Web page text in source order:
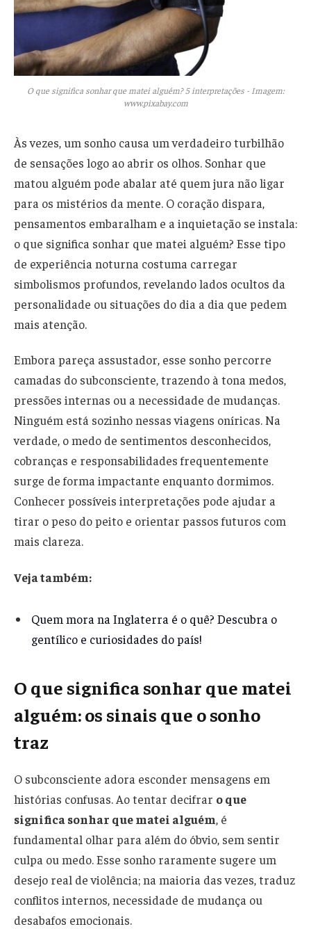
O que significa sonhar que matei alguém? 5 interpretações - Imagem:
www.pixabay.com
Às vezes, um sonho causa um verdadeiro turbilhão
de sensações logo ao abrir os olhos. Sonhar que
matou alguém pode abalar até quem jura não ligar
para os mistérios da mente. O coração dispara,
pensamentos embaralham e a inquietação se instala:
o que significa sonhar que matei alguém? Esse tipo
de experiência noturna costuma carregar
simbolismos profundos, revelando lados ocultos da
personalidade ou situações do dia a dia que pedem
mais atenção.
Embora pareça assustador, esse sonho percorre
camadas do subconsciente, trazendo à tona medos,
pressões internas ou a necessidade de mudanças.
Ninguém está sozinho nessas viagens oníricas. Na
verdade, o medo de sentimentos desconhecidos,
cobranças e responsabilidades frequentemente
surge de forma impactante enquanto dormimos.
Conhecer possíveis interpretações pode ajudar a
tirar o peso do peito e orientar passos futuros com
mais clareza.
Veja também:
Quem mora na Inglaterra é o quê? Descubra o
gentílico e curiosidades do país!
O que significa sonhar que matei
alguém: os sinais que o sonho
traz
O subconsciente adora esconder mensagens em
histórias confusas. Ao tentar decifrar o que
significa sonhar que matei alguém, é
fundamental olhar para além do óbvio, sem sentir
culpa ou medo. Esse sonho raramente sugere um
desejo real de violência; na maioria das vezes, traduz
conflitos internos, necessidade de mudança ou
desabafos emocionais.